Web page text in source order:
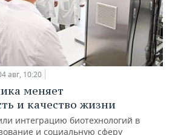
авг, 10:20
меняет
и качество жизни
интеграцию биотехнологий в
и социальную сферу